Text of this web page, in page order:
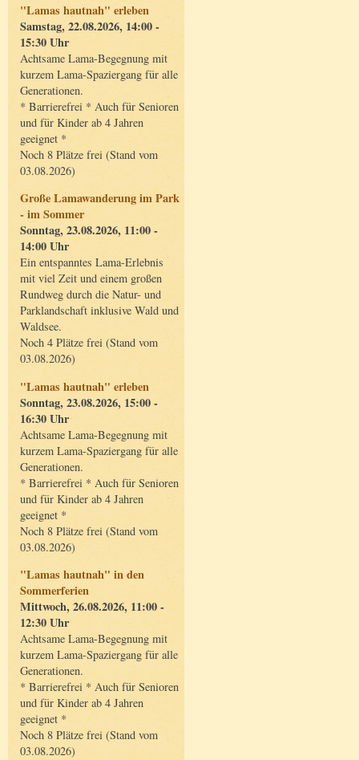
"Lamas hautnah" erleben
Samstag, 22.08.2026, 14:00 -
15:30 Uhr
Achtsame Lama-Begegnung mit
kurzem Lama-Spaziergang für alle
Generationen.
* Barrierefrei * Auch für Senioren
und für Kinder ab 4 Jahren
geeignet *
Noch 8 Plätze frei (Stand vom
03.08.2026)
Große Lamawanderung im Park
- im Sommer
Sonntag, 23.08.2026, 11:00 -
14:00 Uhr
Ein entspanntes Lama-Erlebnis
mit viel Zeit und einem großen
Rundweg durch die Natur- und
Parklandschaft inklusive Wald und
Waldsee.
Noch 4 Plätze frei (Stand vom
03.08.2026)
"Lamas hautnah" erleben
Sonntag, 23.08.2026, 15:00 -
16:30 Uhr
Achtsame Lama-Begegnung mit
kurzem Lama-Spaziergang für alle
Generationen.
* Barrierefrei * Auch für Senioren
und für Kinder ab 4 Jahren
geeignet *
Noch 8 Plätze frei (Stand vom
03.08.2026)
"Lamas hautnah" in den
Sommerferien
Mittwoch, 26.08.2026, 11:00 -
12:30 Uhr
Achtsame Lama-Begegnung mit
kurzem Lama-Spaziergang für alle
Generationen.
* Barrierefrei * Auch für Senioren
und für Kinder ab 4 Jahren
geeignet *
Noch 8 Plätze frei (Stand vom
03.08.2026)